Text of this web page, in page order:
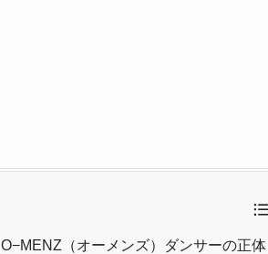
O−MENZ（オーメンズ）ダンサーの正